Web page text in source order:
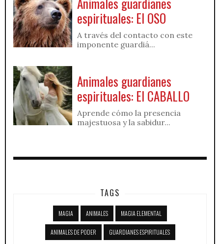
espirituales: El OSO
A través del contacto con este
imponente guardiá...
Animales guardianes
espirituales: El CABALLO
Aprende cómo la presencia
majestuosa y la sabidur...
TAGS
MAGIA ANIMALES MAGIA ELEMENTAL
ANIMALES DE PODER GUARDIANES ESPIRITUALES